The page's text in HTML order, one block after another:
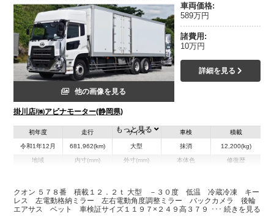
他の画像を見る
掛川店/㈱アビナモーター(静岡県)
車両価格:
589万円
諸費用:
10万円
詳細を見る
初年度
令和1年12月
走行
681,962(km)
サイズ
大型
車検
抹消
積載
12,200(kg)
地域 内寸(mm)
H:2,320
外寸(mm)
H:3,790
本体色 修復歴
装備情報
もっと見る
クオン ５７８番 積載１２．２ｔ 大型 －３０度 低温 冷蔵冷凍 キー
レス 左電動格納ミラー 左右電動角度調整ミラー バックカメラ 後輪
エアサス ベット 車検証サイズ１１９７×２４９高３７９ 荷台内寸９３